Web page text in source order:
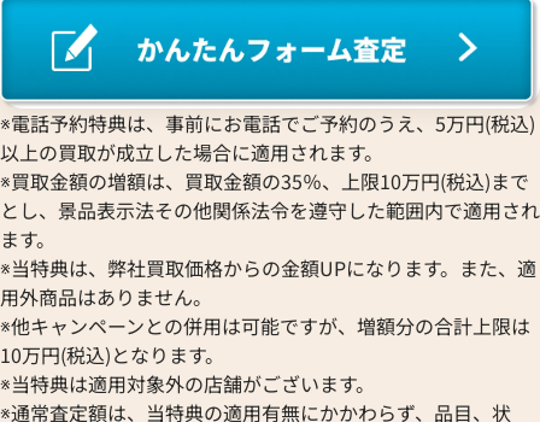
ワ行
※電話予約特典は、事前にお電話でご予約のうえ、5万円(税込)
以上の買取が成立した場合に適用されます。
※買取金額の増額は、買取金額の35％、上限10万円(税込)まで
とし、景品表示法その他関係法令を遵守した範囲内で適用され
ます。
※当特典は、弊社買取価格からの金額UPになります。また、適
用外商品はありません。
※他キャンペーンとの併用は可能ですが、増額分の合計上限は
10万円(税込)となります。
※当特典は適用対象外の店舗がございます。
※通常査定額は、当特典の適用有無にかかわらず、品目、状